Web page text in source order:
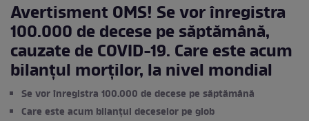
Avertisment OMS! Se vor înregistra
100.000 de decese pe săptămână,
cauzate de COVID-19. Care este acum
bilanțul morților, la nivel mondial
Se vor înregistra 100.000 de decese pe săptămână
Care este acum bilanțul deceselor pe glob